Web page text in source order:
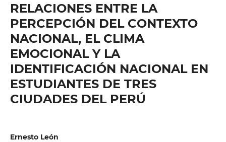
RELACIONES ENTRE LA
PERCEPCIÓN DEL CONTEXTO
NACIONAL, EL CLIMA
EMOCIONAL Y LA
IDENTIFICACIÓN NACIONAL EN
ESTUDIANTES DE TRES
CIUDADES DEL PERÚ
Ernesto León